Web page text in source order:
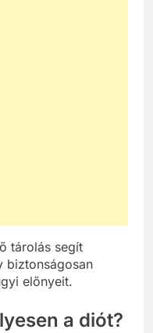
tárolás segít
biztonságosan
előnyeit.
a diót?